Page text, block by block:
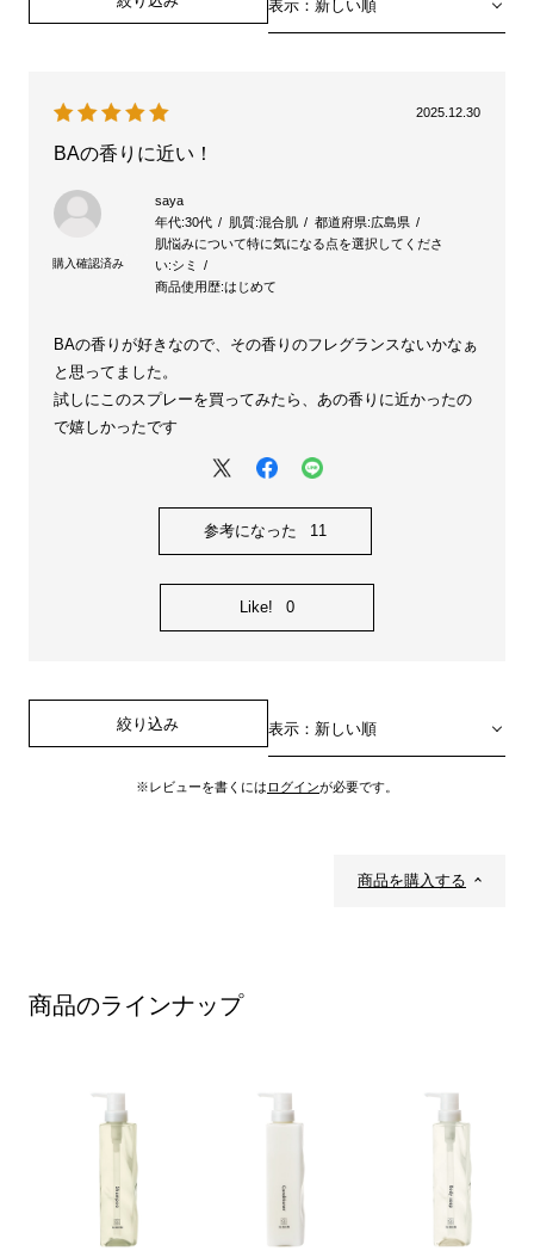
表示：新しい順
2025.12.30
BAの香りに近い！
saya
年代:30代 肌質:混合肌 都道府県:広島県
肌悩みについて特に気になる点を選択してくださ
い:シミ
商品使用歴:はじめて
BAの香りが好きなので、その香りのフレグランスないかなぁ
と思ってました。
試しにこのスプレーを買ってみたら、あの香りに近かったの
で嬉しかったです
参考になった 11
Like! 0
絞り込み 表示：新しい順
※レビューを書くには ログインが必要です。
商品を購入する
商品のラインナップ